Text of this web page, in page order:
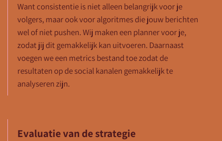
Want consistentie is niet alleen belangrijk voor je
volgers, maar ook voor algoritmes die jouw berichten
wel of niet pushen. Wij maken een planner voor je,
zodat jij dit gemakkelijk kan uitvoeren. Daarnaast
voegen we een metrics bestand toe zodat de
resultaten op de social kanalen gemakkelijk te
analyseren zijn.
Evaluatie van de strategie